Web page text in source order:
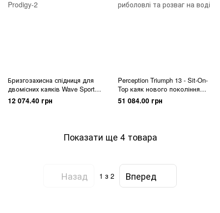
Бризгозахисна спідниця для
двомісних каяків Wave Sport
Vista та Perception Prodigy-2
12 074.40 грн
Perception Triumph 13 - Sit-On-
Top каяк нового покоління
для туризму, риболовлі та
розваг на воді
51 084.00 грн
Показати ще 4 товара
Назад 1 з 2 Вперед